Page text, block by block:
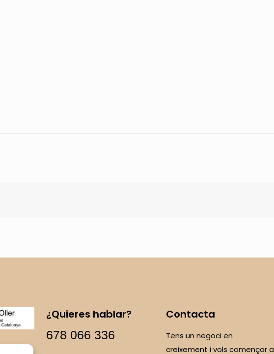
¿Quieres hablar?
678 066 336
Contacta
Tens un negoci en
creixement i vols començar a